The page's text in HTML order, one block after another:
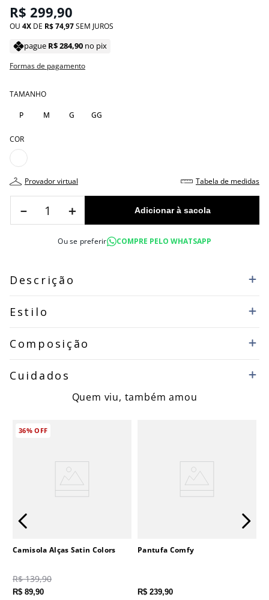
R$ 299,90
OU 4 DE R$74,97SEM JUROS
pague R$284,90 no pix
Formas de pagamento
TAMANHO
P M G GG
COR
provador virtual tabela de medidas
＋
－
Ou se preferir COMPRE PELO WHATSAPP
Descrição
Estilo
Composição
Cuidados
Quem viu, também amou
36%OFF
Camisola Alças Satin Colors
R$ 139,90
R$ 89,90
Pantufa Comfy
R$ 239,90